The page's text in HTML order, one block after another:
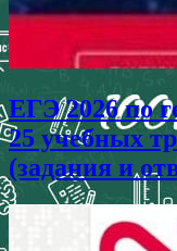
ЕГЭ 2026 по
25 учебных
(задания и